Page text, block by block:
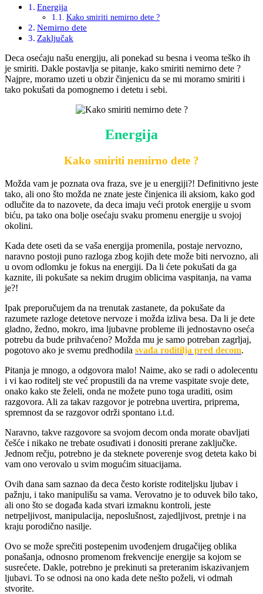
Energija
Kako smiriti nemirno dete ?
Nemirno dete
Zaključak
Deca osećaju našu energiju, ali ponekad su besna i veoma teško ih
je smiriti. Dakle postavlja se pitanje, kako smiriti nemirno dete ?
Najpre, moramo uzeti u obzir činjenicu da se mi moramo smiriti i
tako pokušati da pomognemo i detetu i sebi.
Energija
Kako smiriti nemirno dete ?
Možda vam je poznata ova fraza, sve je u energiji?! Definitivno jeste
tako, ali ono što možda ne znate jeste činjenica ili aksiom, kako god
odlučite da to nazovete, da deca imaju veći protok energije u svom
biću, pa tako ona bolje osećaju svaku promenu energije u svojoj
okolini.
Kada dete oseti da se vaša energija promenila, postaje nervozno,
naravno postoji puno razloga zbog kojih dete može biti nervozno, ali
u ovom odlomku je fokus na energiji. Da li ćete pokušati da ga
kaznite, ili pokušate sa nekim drugim oblicima vaspitanja, na vama
je?!
Ipak preporučujem da na trenutak zastanete, da pokušate da
razumete razloge detetove nervoze i možda izliva besa. Da li je dete
gladno, žedno, mokro, ima ljubavne probleme ili jednostavno oseća
potrebu da bude prihvaćeno? Možda mu je samo potreban zagrljaj,
pogotovo ako je svemu predhodila svađa roditilja pred decom.
Pitanja je mnogo, a odgovora malo! Naime, ako se radi o adolecentu
i vi kao roditelj ste već propustili da na vreme vaspitate svoje dete,
onako kako ste želeli, onda ne možete puno toga uraditi, osim
razgovora. Ali za takav razgovor je potrebna uvertira, priprema,
spremnost da se razgovor održi spontano i.t.d.
Naravno, takve razgovore sa svojom decom onda morate obavljati
češće i nikako ne trebate osuđivati i donositi prerane zaključke.
Jednom rečju, potrebno je da steknete poverenje svog deteta kako bi
vam ono verovalo u svim mogućim situacijama.
Ovih dana sam saznao da deca često koriste roditeljsku ljubav i
pažnju, i tako manipulišu sa vama. Verovatno je to oduvek bilo tako,
ali ono što se događa kada stvari izmaknu kontroli, jeste
netrpeljivost, manipulacija, neposlušnost, zajedljivost, pretnje i na
kraju porodično nasilje.
Ovo se može sprečiti postepenim uvođenjem drugačijeg oblika
ponašanja, odnosno promenom frekvencije energije sa kojom se
susrećete. Dakle, potrebno je prekinuti sa preteranim iskazivanjem
ljubavi. To se odnosi na ono kada dete nešto poželi, vi odmah
stvorite.